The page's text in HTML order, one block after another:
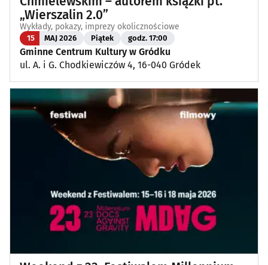
„Wierszalin 2.0”
Wykłady, pokazy, imprezy okolicznościowe
15 MAJ 2026 Piątek godz. 17:00
Gminne Centrum Kultury w Gródku
ul. A. i G. Chodkiewiczów 4, 16-040 Gródek